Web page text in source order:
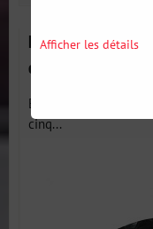
Élargisseurs
carrosserie 5 cm
Élargisseurs Fender
cinq...
Afficher les détails